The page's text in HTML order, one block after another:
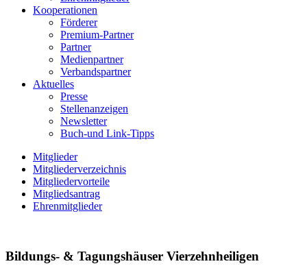
Kooperationen
Förderer
Premium-Partner
Partner
Medienpartner
Verbandspartner
Aktuelles
Presse
Stellenanzeigen
Newsletter
Buch-und Link-Tipps
Mitglieder
Mitgliederverzeichnis
Mitgliedervorteile
Mitgliedsantrag
Ehrenmitglieder
Bildungs- & Tagungshäuser Vierzehnheiligen